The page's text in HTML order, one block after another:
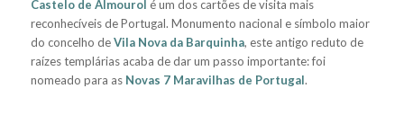
Castelo de Almourol é um dos cartões de visita mais
reconhecíveis de Portugal. Monumento nacional e símbolo maior
do concelho deVila Nova da Barquinha, este antigo reduto de
raízes templárias acaba de dar um passo importante: foi
nomeado para as Novas 7 Maravilhas de Portugal.